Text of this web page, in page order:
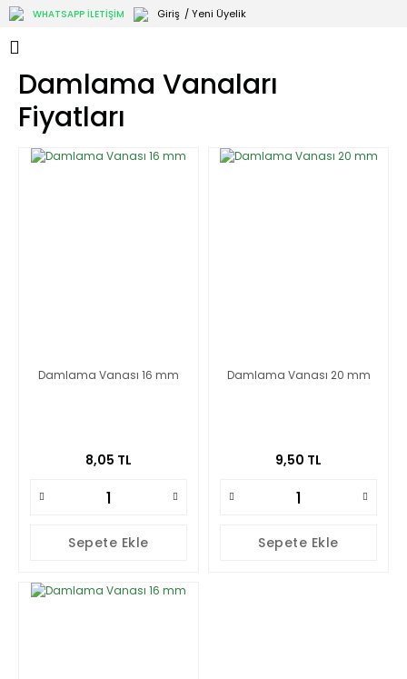
WHATSAPP İLETİŞİM Giriş / Yeni Üyelik
Damlama Vanaları
Fiyatları
Damlama Vanası 16 mm
8,05 TL
Sepete Ekle
Damlama Vanası 20 mm
9,50 TL
Sepete Ekle